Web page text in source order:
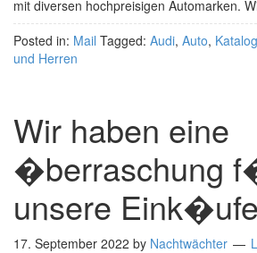
mit diversen hochpreisigen Automarken.
Posted in: Mail Tagged: Audi, Auto, Katalog
und Herren
Wir haben eine
�berraschung
unsere
17. September 2022 by Nachtwächter